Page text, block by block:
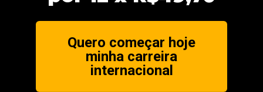
Quero começar hoje
minha carreira
internacional